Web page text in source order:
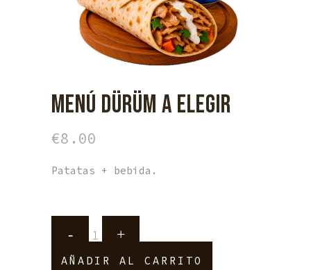
MENÚ DÜRÜM A ELEGIR
€8.00
Patatas + bebida.
Dürüm
AÑADIR AL CARRITO